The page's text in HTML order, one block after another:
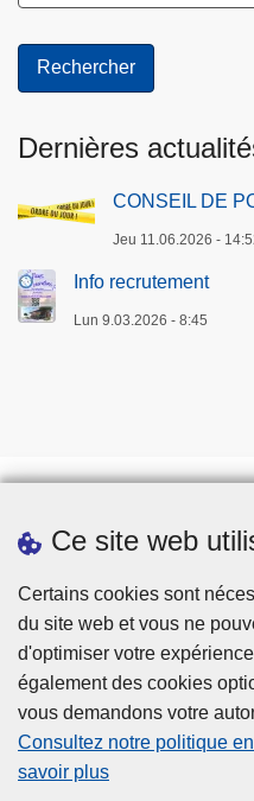
Ce site web
Certains cookies sont
du site web et vous ne
d'optimiser votre
également des cookies
vous demandons votre
Consultez notre politique
savoir plus
Dernières
CONSEIL DE
Jeu 11.06.2026 -
Info recrutement
Lun 9.03.2026 - 8:45